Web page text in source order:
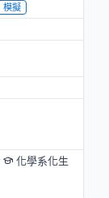
模擬
化學系化生